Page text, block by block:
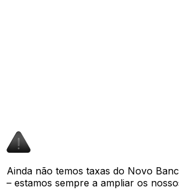
Ainda não temos taxas do Novo
– estamos sempre a ampliar os